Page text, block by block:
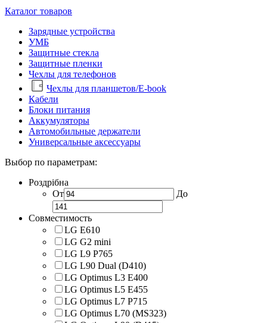
Каталог товаров
Зарядные устройства
УМБ
Защитные стекла
Защитные пленки
Чехлы для телефонов
Чехлы для планшетов/E-book
Кабели
Блоки питания
Аккумуляторы
Автомобильные держатели
Универсальные аксессуары
Выбор по параметрам:
Роздрібна
От
До
Совместимость
LG E610
LG G2 mini
LG L9 P765
LG L90 Dual (D410)
LG Optimus L3 E400
LG Optimus L5 E455
LG Optimus L7 P715
LG Optimus L70 (MS323)